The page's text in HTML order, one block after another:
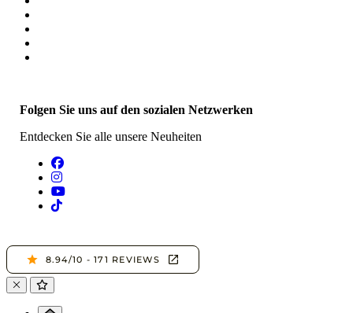
Folgen Sie uns auf den sozialen Netzwerken
Entdecken Sie alle unsere Neuheiten